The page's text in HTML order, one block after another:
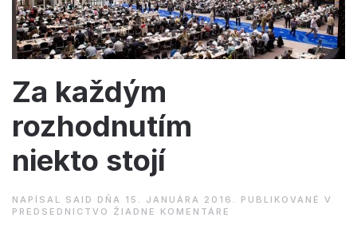
Za každým
rozhodnutím
niekto stojí
NAPÍSAL SAID DŇA 15. JANUÁRA 2016
. PUBLIKOVANÉ V
PREDSEDNICTVO
ŽIADNE KOMENTÁRE